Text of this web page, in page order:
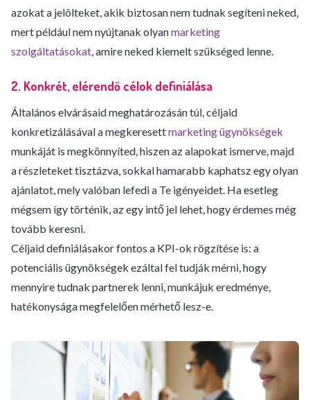
azokat a jelölteket, akik biztosan nem tudnak segíteni neked,
mert például nem nyújtanak olyanmarketing
szolgáltatásokat, amire neked kiemelt szükséged lenne.
2. Konkrét, elérendő célok definiálása
Általános elvárásaid meghatározásán túl, céljaid
konkretizálásával a megkeresettmarketing ügynökségek
munkáját is megkönnyíted, hiszen az alapokat ismerve, majd
a részleteket tisztázva, sokkal hamarabb kaphatsz egy olyan
ajánlatot, mely valóban lefedi a Te igényeidet. Ha esetleg
mégsem így történik, az egy intő jel lehet, hogy érdemes még
tovább keresni.
Céljaid definiálásakor fontos a KPI-ok rögzítése is: a
potenciális ügynökségek ezáltal fel tudják mérni, hogy
mennyire tudnak partnerek lenni, munkájuk eredménye,
hatékonysága megfelelően mérhető lesz-e.